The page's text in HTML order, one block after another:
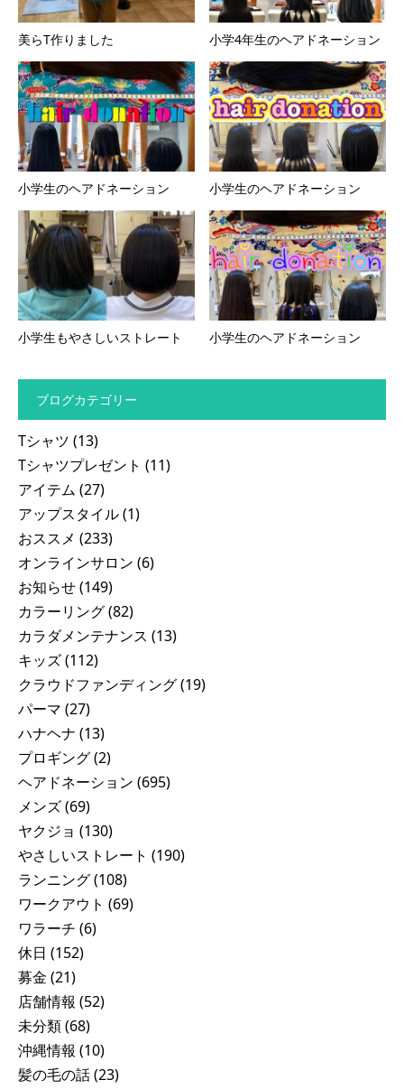
美らT作りました 小学4年生のヘアドネーション
小学生のヘアドネーション 小学生のヘアドネーション
小学生もやさしいストレート 小学生のヘアドネーション
ブログカテゴリー
Tシャツ (13)
Tシャツプレゼント (11)
アイテム (27)
アップスタイル(1)
おススメ (233)
オンラインサロン (6)
お知らせ(149)
カラーリング(82)
カラダメンテナンス (13)
キッズ(112)
クラウドファンディング(19)
パーマ (27)
ハナヘナ (13)
プロギング(2)
ヘアドネーション (695)
メンズ(69)
ヤクジョ (130)
やさしいストレート (190)
ランニング(108)
ワークアウト (69)
ワラーチ (6)
休日 (152)
募金 (21)
店舗情報 (52)
未分類(68)
沖縄情報 (10)
髪の毛の話(23)